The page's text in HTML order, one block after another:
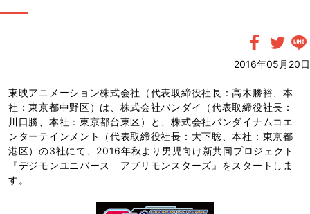
2016年05月20日
東映アニメーション株式会社（代表取締役社長：高木勝裕、本
社：東京都中野区）は、株式会社バンダイ（代表取締役社長：
川口勝、本社：東京都台東区）と、株式会社バンダイナムコエ
ンターテインメント（代表取締役社長：大下聡、本社：東京都
港区）の3社にて、2016年秋より男児向け新共同プロジェクト
『デジモンユニバース アプリモンスターズ』をスタートしま
す。